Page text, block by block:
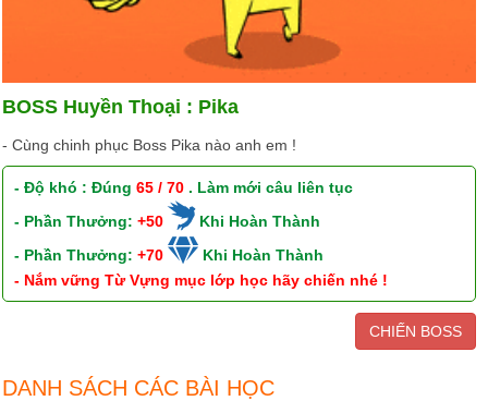
BOSS Huyền Thoại : Pika
- Cùng chinh phục Boss Pika nào anh em !
- Độ khó : Đúng65 / 70 . Làm mới câu liên tục
- Phần Thưởng:+50
Khi Hoàn Thành
- Phần Thưởng:+70
Khi Hoàn Thành
- Nắm vững Từ Vựng mục lớp học hãy chiến nhé !
CHIẾN BOSS
DANH SÁCH CÁC BÀI HỌC